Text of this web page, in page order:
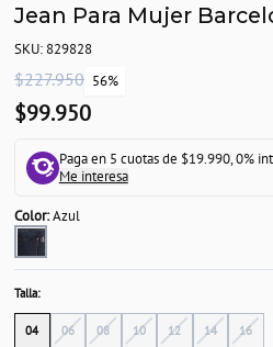
Jean Para Mujer
SKU: 829828
$227.950 56%
$99.950
Paga en 5 cuotas de $19.990, 0%
Me interesa
Color:Azul
Talla:
04 06 08 10 12 14 16